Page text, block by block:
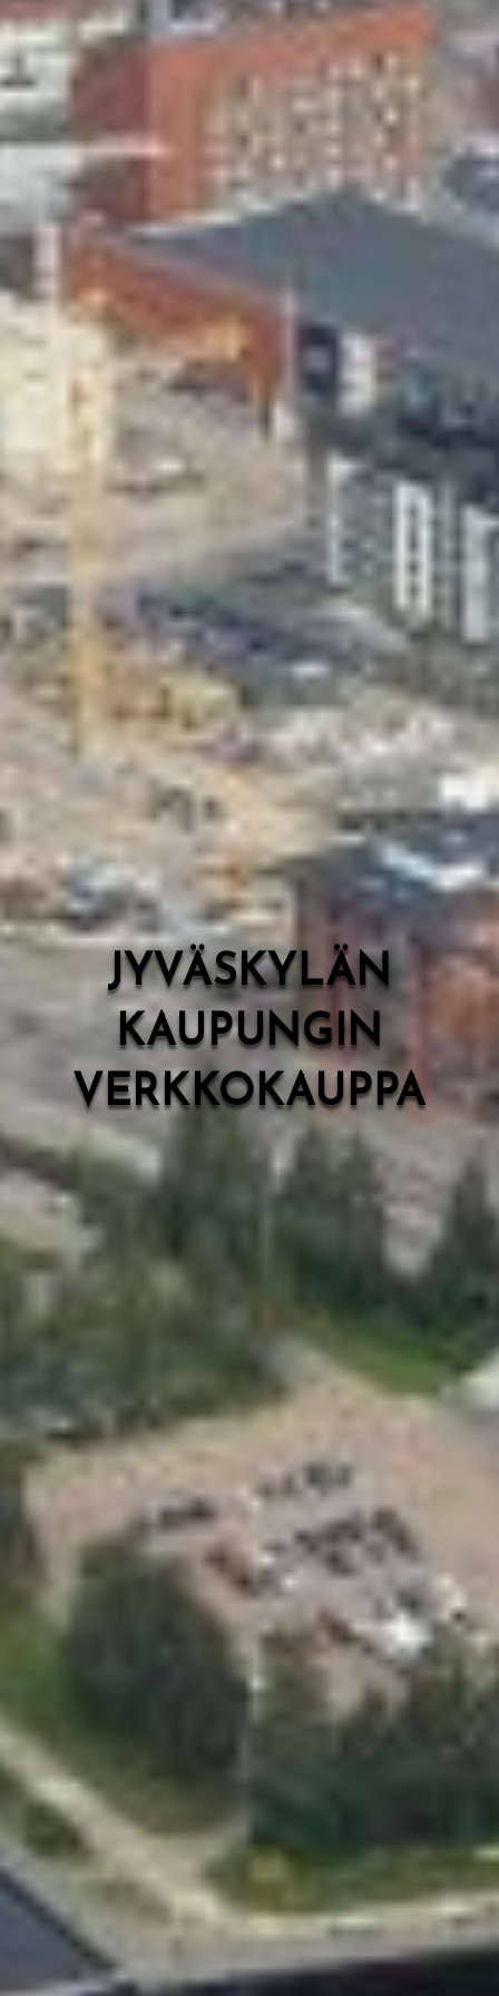
Skeittihalli
Varhaiskasvatus
Ateria- ja välipalamaksut
Mämminiemi
Taideapteekki
Kirjasto
Valon Kaupunki
Lasten Lysti & LystiKylä-festivaali
Ohje
English
JYVÄSKYLÄN
KAUPUNGIN
VERKKOKAUPPA